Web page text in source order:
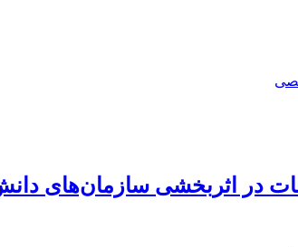
در اثربخشی سازمان‌های